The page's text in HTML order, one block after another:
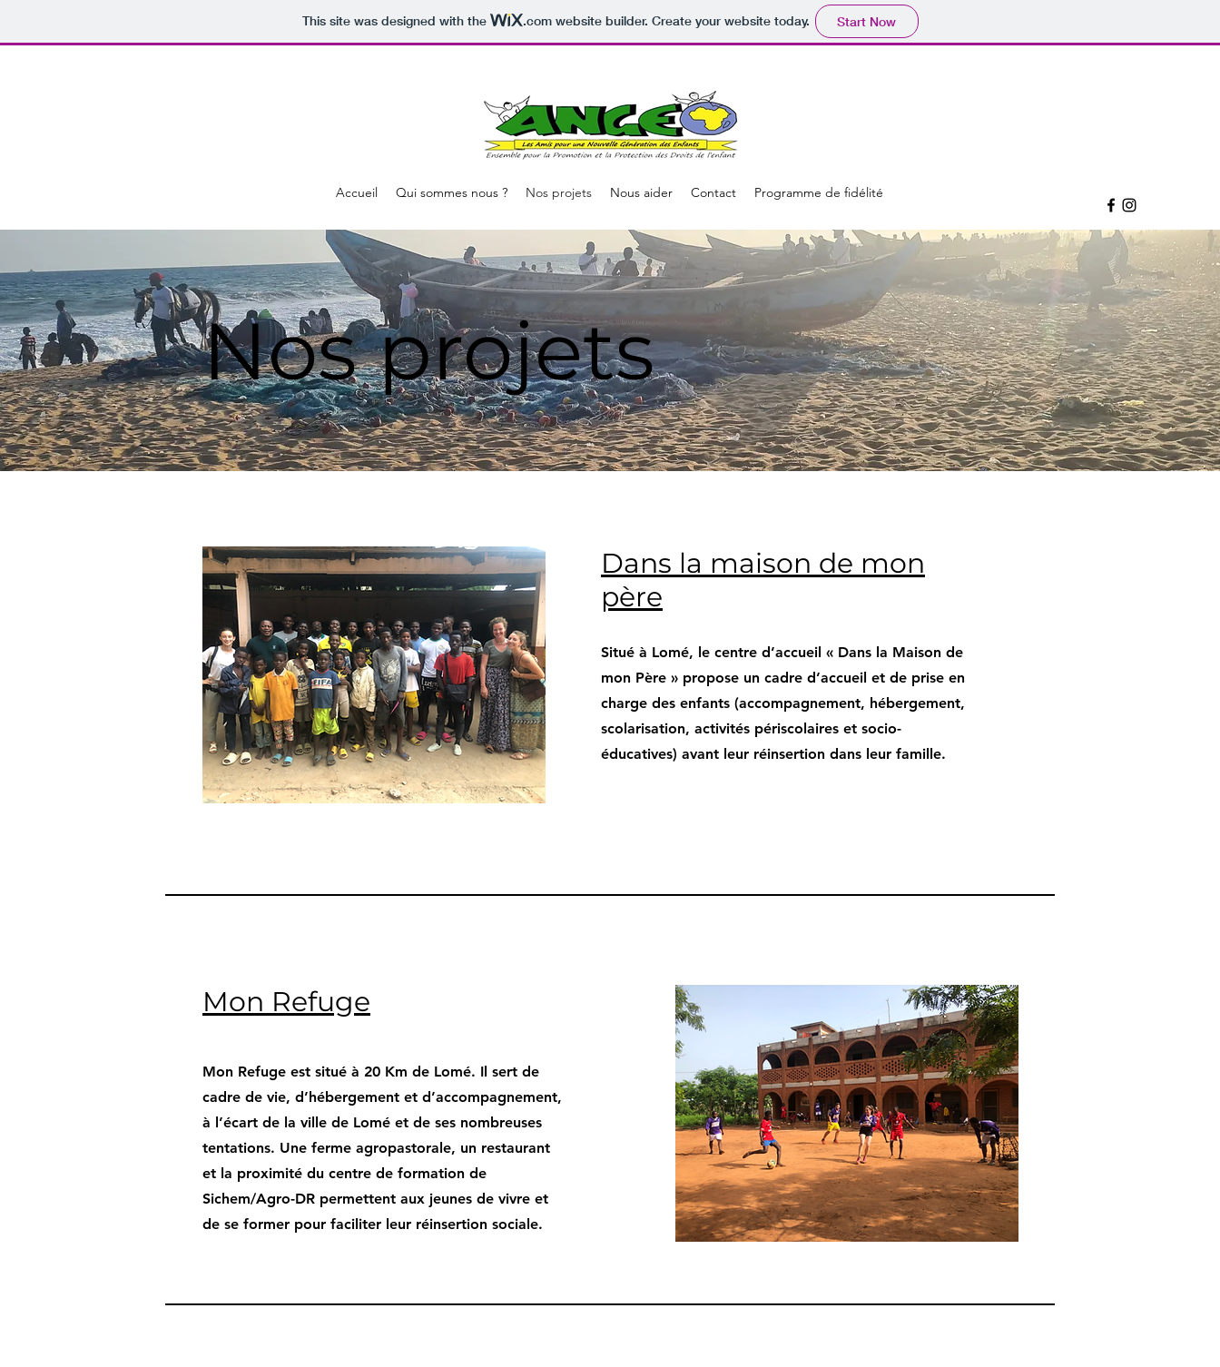
This site was designed with the .comwebsite builder. Create your website today. Start Now
Accueil Qui sommes nous ? Nos projets Nous aider Contact Programme de fidélité
Nos projets
Dans la maison de mon
père
Situé à Lomé, le centre d’accueil « Dans la Maison de
mon Père » propose un cadre d’accueil et de prise en
charge des enfants (accompagnement, hébergement,
scolarisation, activités périscolaires et socio-
éducatives) avant leur réinsertion dans leur famille.
Mon Refuge
Mon Refuge est situé à 20 Km de Lomé. Il sert de
cadre de vie, d’hébergement et d’accompagnement,
à l’écart de la ville de Lomé et de ses nombreuses
tentations. Une ferme agropastorale, un restaurant
et la proximité du centre de formation de
Sichem/Agro-DR permettent aux jeunes de vivre et
de se former pour faciliter leur réinsertion sociale.